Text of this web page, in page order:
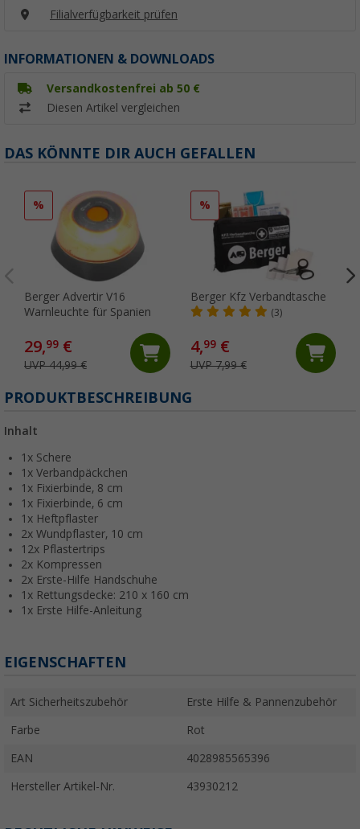
Filialverfügbarkeit prüfen
INFORMATIONEN & DOWNLOADS
Versandkostenfrei ab 50 €
Diesen Artikel vergleichen
DAS KÖNNTE DIR AUCH GEFALLEN
%
Berger Advertir V16
Warnleuchte für Spanien
29,99 €
UVP 44,99 €
%
Berger Kfz Verbandtasche
(3)
4,99€
UVP 7,99 €
PRODUKTBESCHREIBUNG
Inhalt
1x Schere
1x Verbandpäckchen
1x Fixierbinde, 8 cm
1x Fixierbinde, 6 cm
1x Heftpflaster
2x Wundpflaster, 10 cm
12x Pflastertrips
2x Kompressen
2x Erste-Hilfe Handschuhe
1x Rettungsdecke: 210 x 160 cm
1x Erste Hilfe-Anleitung
EIGENSCHAFTEN
Art Sicherheitszubehör Erste Hilfe & Pannenzubehör
Farbe Rot
EAN 4028985565396
Hersteller Artikel-Nr. 43930212